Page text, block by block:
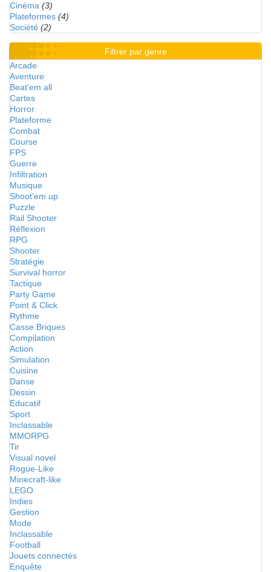
Cinéma (3)
Plateformes (4)
Société (2)
Filtrer par genre
Arcade
Aventure
Beat'em all
Cartes
Horror
Plateforme
Combat
Course
FPS
Guerre
Infiltration
Musique
Shoot'em up
Puzzle
Rail Shooter
Réflexion
RPG
Shooter
Stratégie
Survival horror
Tactique
Party Game
Point & Click
Rythme
Casse Briques
Compilation
Action
Simulation
Cuisine
Danse
Dessin
Educatif
Sport
Inclassable
MMORPG
Tir
Visual novel
Rogue-Like
Minecraft-like
LEGO
Indies
Gestion
Mode
Inclassable
Football
Jouets connectés
Enquête